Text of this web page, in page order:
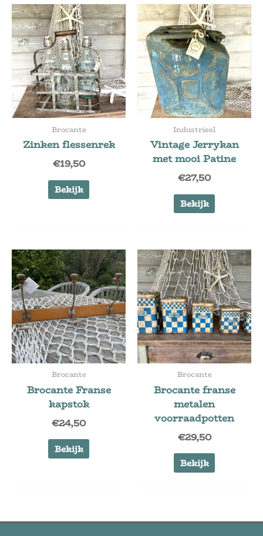
Brocante
Zinken flessenrek
€19,50
Bekijk
Industrieel
Vintage Jerrykan
met mooi Patine
€27,50
Bekijk
Brocante
Brocante Franse
kapstok
€24,50
Bekijk
Brocante
Brocante franse
metalen
voorraadpotten
€29,50
Bekijk